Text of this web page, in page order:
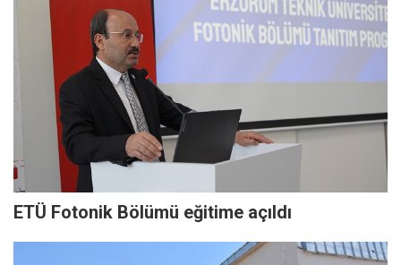
ETÜ Fotonik Bölümü eğitime açıldı